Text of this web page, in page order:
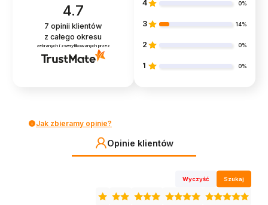
4.7
7 opinii klientów
z całego okresu
zebranych i zweryfikowanych przez
4 0%
3 14%
2 0%
1 0%
Jak zbieramy opinie?
Opinie klientów
Wyczyść Szukaj